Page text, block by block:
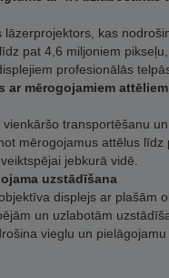
lāzerprojektors, kas
pat 4,6 miljoniem
profesionālās
ar mērogojamiem
transportēšanu
mērogojamus attēlus līdz
jebkurā vidē.
uzstādīšana
displejs ar plašām
un uzlabotām
vieglu un